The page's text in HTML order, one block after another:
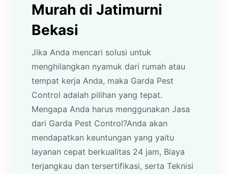
Murah di Jatimurni
Bekasi
Jika Anda mencari solusi untuk
menghilangkan nyamuk dari rumah atau
tempat kerja Anda, maka Garda Pest
Control adalah pilihan yang tepat.
Mengapa Anda harus menggunakan Jasa
dari Garda Pest Control?Anda akan
mendapatkan keuntungan yang yaitu
layanan cepat berkualitas 24 jam, Biaya
terjangkau dan tersertifikasi, serta Teknisi